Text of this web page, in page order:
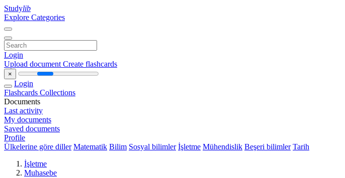
Studylib
Explore Categories
Login
Upload document Create flashcards
×
Login
Flashcards Collections
Documents
Last activity
My documents
Saved documents
Profile
Ülkelerine göre diller Matematik Bilim Sosyal bilimler İşletme Mühendislik Beşeri bilimler Tarih
İşletme
Muhasebe